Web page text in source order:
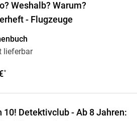
Weshalb? Warum?
- Flugzeuge
lieferbar
*
10! Detektivclub - Ab 8 Jahren: